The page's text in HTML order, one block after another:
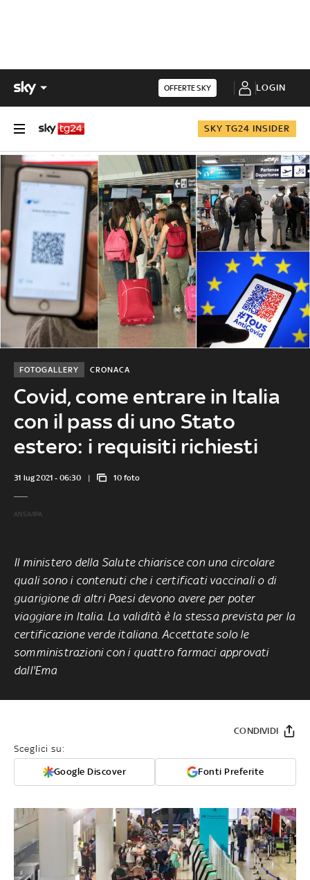
OFFERTE SKY LOGIN
SKY TG24 INSIDER
Covid, come entrare in Italia
con il pass di uno Stato
estero: i requisiti richiesti
CRONACA
FOTOGALLERY
31 lug 2021 - 06:30 10 foto
ANSA/IPA
Il ministero della Salute chiarisce con una circolare
quali sono i contenuti che i certificati vaccinali o di
guarigione di altri Paesi devono avere per poter
viaggiare in Italia. La validità è la stessa prevista per la
certificazione verde italiana. Accettate solo le
somministrazioni con i quattro farmaci approvati
dall'Ema
Sceglici su:
Google Discover Fonti Preferite
CONDIVIDI